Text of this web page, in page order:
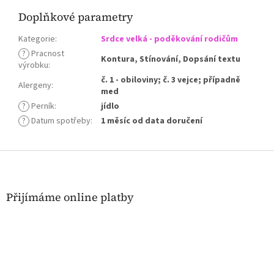
Doplňkové parametry
Kategorie:
Srdce velká - poděkování rodičům
? Pracnost
výrobku: Kontura, Stínování, Dopsání textu
Alergeny:
č. 1 - obiloviny; č. 3 vejce; případně
med
? Perník:
jídlo
? Datum spotřeby: 1 měsíc od data doručení
Z
Přijímáme online platby